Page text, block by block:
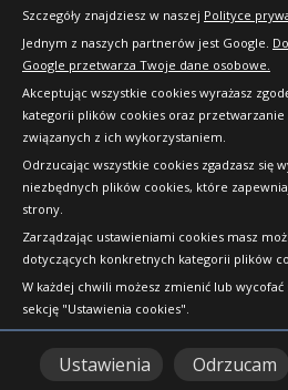
Szczegóły znajdziesz w naszej Polityce
Jednym z naszych partnerów jest Google.
Google przetwarza Twoje dane osobowe.
Akceptując wszystkie cookies wyrażasz
kategorii plików cookies oraz przetwarzanie
związanych z ich wykorzystaniem.
Odrzucając wszystkie cookies zgadzasz się
niezbędnych plików cookies, które
strony.
Zarządzając ustawieniami cookies masz
dotyczących konkretnych kategorii plików
W każdej chwili możesz zmienić lub
sekcję "Ustawienia cookies".
Ustawienia Odrzucam
Copyright © 2010-2026
prawa